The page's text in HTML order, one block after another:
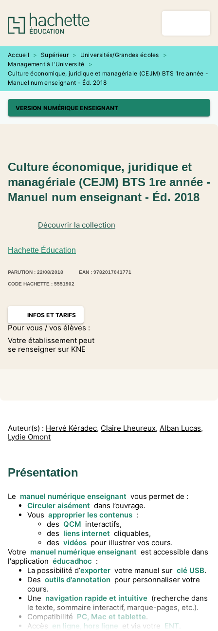
MENU RECHERCHE
PIED DE PAGE
Accueil > Supérieur > Universités/Grandes écoles
>
Management à l'Université
>
Culture économique, juridique et managériale (CEJM) BTS 1re année -
Manuel num enseignant - Éd. 2018
VERSION NUMÉRIQUE ENSEIGNANT
Hachette Éducation
Découvrir la collection
Culture économique, juridique et
managériale (CEJM) BTS 1re année -
Manuel num enseignant - Éd. 2018
PARUTION : 22/08/2018 EAN : 9782017041771
CODE HACHETTE : 5551902
INFOS ET TARIFS
Pour vous / vos élèves :
Votre établissement peut
se renseigner sur KNE
Auteur(s) : Hervé Kéradec, Claire Lheureux, Alban Lucas,
Lydie Omont
Présentation
Le manuel numérique enseignant vous permet de :
Circuler aisément dans l’ouvrage.
Vous approprier les contenus :
des QCM interactifs,
des liens internet cliquables,
des vidéos pour illustrer vos cours.
Votre manuel numérique enseignant est accessible dans
l'application éducadhoc :
La possibilité d’exporter votre manuel sur clé USB.
Des outils d'annotation pour personnaliser votre
cours.
Une navigation rapide et intuitive (recherche dans
le texte, sommaire interactif, marque-pages, etc.).
Compatibilité PC, Mac et tablette.
Accès en ligne, hors ligne et via votre ENT